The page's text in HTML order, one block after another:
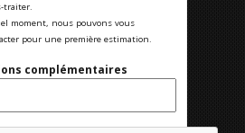
traiter.
moment, nous pouvons vous
pour une première estimation.
complémentaires